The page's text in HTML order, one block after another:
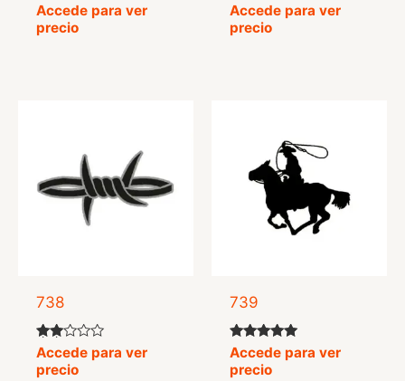
Valora
do con
3.00
Accede para ver
precio
Valorado
con
5.00
Accede para ver
precio
738
Valo
rado
con
Accede para ver
precio
739
Valorado
con
5.00
Accede para ver
precio